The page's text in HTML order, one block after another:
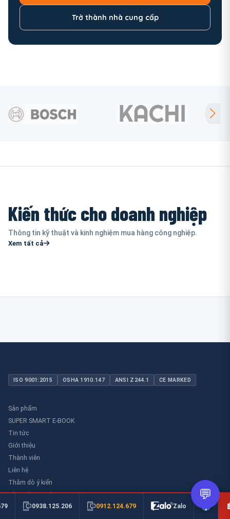
Trở thành nhà cung cấp
Kiến thức cho doanh nghiệp
Thông tin kỹ thuật và kinh nghiệm mua hàng công nghiệp.
Xem tất cả
ISO 9001:2015 OSHA 1910.147 ANSI Z244.1 CE MARKED
Sản phẩm
SUPER SMART E-BOOK
Tin tức
Giới thiệu
Thành viên
Liên hệ
Thăm dò ý kiến
Thư viên an toàn
0938.125.206 0912.124.679 Zalo
💬